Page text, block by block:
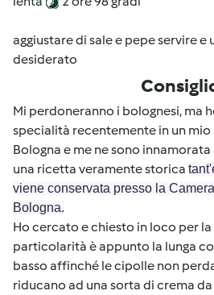
aggiustare di sale e pepe servire e
desiderato
Mi perdoneranno i bolognesi, ma
specialità recentemente in un mio
Bologna e me ne sono innamorata
una ricetta veramente storica
viene conservata presso la
Bologna.
Ho cercato e chiesto in loco per
particolarità è appunto la lunga
basso affinché le cipolle non
riducano ad una sorta di crema